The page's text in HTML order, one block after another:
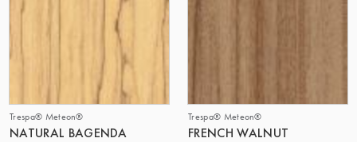
Trespa® Meteon®
NATURAL BAGENDA
Trespa® Meteon®
FRENCH WALNUT